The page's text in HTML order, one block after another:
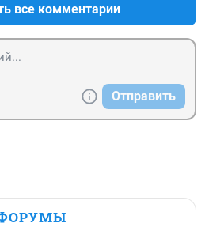
все комментарии
Отправить